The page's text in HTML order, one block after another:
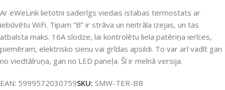
Ar eWeLink lietotni saderīgs viedais istabas termostats ar
iebūvētu WiFi. Tipam “B” ir strāva un neitrāla izejas, un tas
atbalsta maks. 16A slodze, lai kontrolētu liela patēriņa ierīces,
piemēram, elektrisko sienu vai grīdas apsildi. To var arī vadīt gan
no viedtālruņa, gan no LED paneļa. Šī ir melnā versija.
EAN: 5999572030759SKU: SMW-TER-BB